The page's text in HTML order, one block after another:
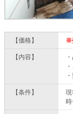
【価格】 ※
【内容】
【条件】